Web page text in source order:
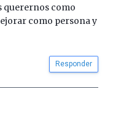
querernos como
como persona y
Responder